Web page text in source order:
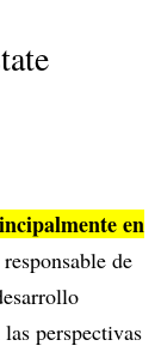
en
de
perspectivas